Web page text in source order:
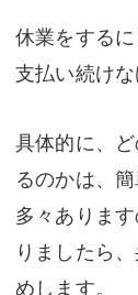
休業をする
支払い続け
具体的に、
るのかは、
多々ありま
りましたら
めします。